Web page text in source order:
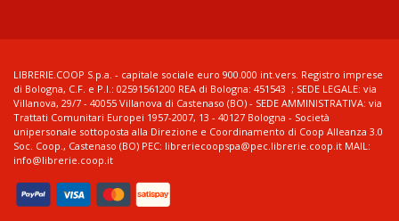
LIBRERIE.COOP S.p.a. - capitale sociale euro 900.000 int.vers. Registro imprese
di Bologna, C.F. e P.I.: 02591561200 REA di Bologna: 451543 ; SEDE LEGALE: via
Villanova, 29/7 - 40055 Villanova di Castenaso (BO) - SEDE AMMINISTRATIVA: via
Trattati Comunitari Europei 1957-2007, 13 - 40127 Bologna - Società
unipersonale sottoposta alla Direzione e Coordinamento di Coop Alleanza 3.0
Soc. Coop., Castenaso (BO) PEC: libreriecoopspa@pec.librerie.coop.it MAIL:
info@librerie.coop.it